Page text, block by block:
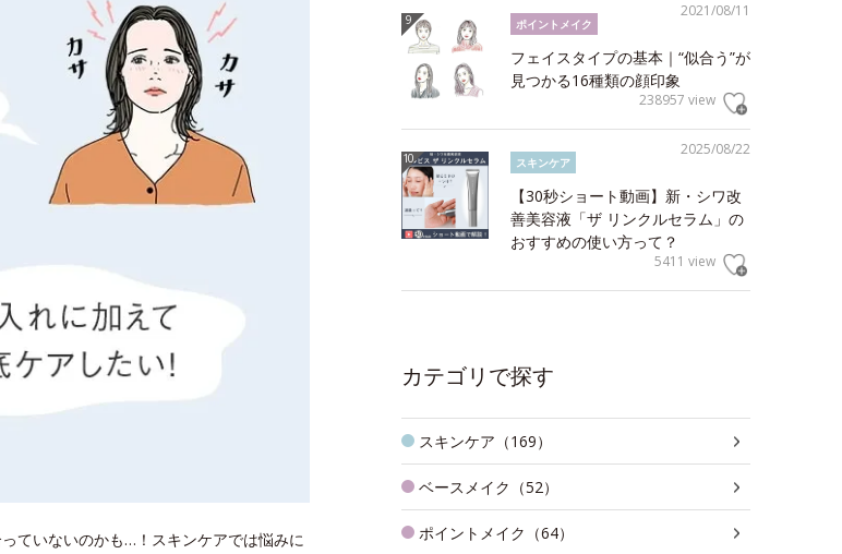
ていないのかも…！スキンケアでは悩みに
2021/08/11
ポイントメイク
フェイスタイプの基本｜“似合う”が
見つかる16種類の顔印象
238957 view
2025/08/22
スキンケア
【30秒ショート動画】新・シワ改
善美容液「ザ リンクルセラム」の
おすすめの使い方って？
5411 view
カテゴリで探す
スキンケア（169）
ベースメイク（52）
ポイントメイク（64）